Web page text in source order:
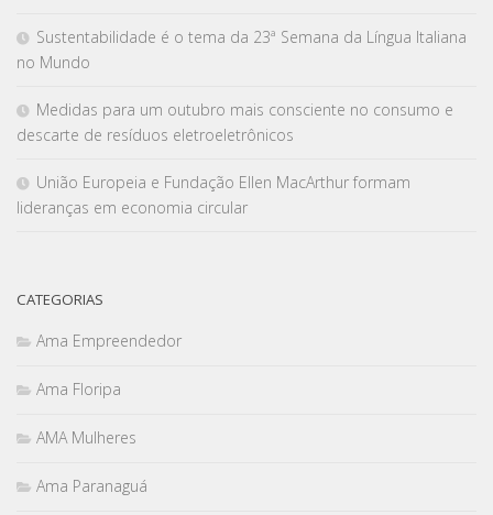
Sustentabilidade é o tema da 23ª Semana da Língua Italiana
no Mundo
Medidas para um outubro mais consciente no consumo e
descarte de resíduos eletroeletrônicos
União Europeia e Fundação Ellen MacArthur formam
lideranças em economia circular
CATEGORIAS
Ama Empreendedor
Ama Floripa
AMA Mulheres
Ama Paranaguá